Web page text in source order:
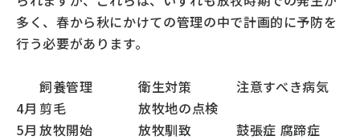
多く、春から秋にかけての管理の中で計画的に予防を
行う必要があります。
飼養管理 衛生対策
注意すべき病気
4月 剪毛
放牧地の点検
5月 放牧開始 放牧馴致
鼓張症 腐蹄症